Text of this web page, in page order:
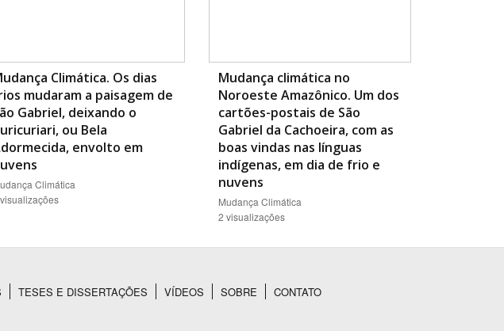
Climática. Os dias
mudaram a paisagem de
Gabriel, deixando o
ou Bela
envolto em
Climática
Mudança climática no
Noroeste Amazônico. Um dos
cartões-postais de São
Gabriel da Cachoeira, com as
boas vindas nas línguas
indígenas, em dia de frio e
nuvens
Mudança Climática
2 visualizações
TESES E DISSERTAÇÕES VÍDEOS SOBRE CONTATO